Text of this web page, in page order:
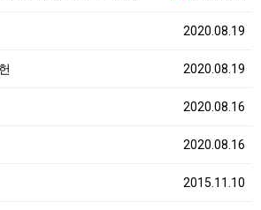
2020.08.19
2020.08.19
2020.08.16
2020.08.16
2015.11.10